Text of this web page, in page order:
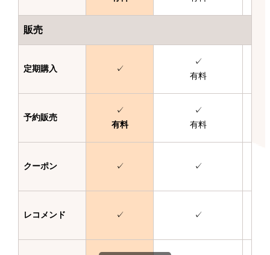
販売
定期購入 ✓
✓
有料
予約販売
✓
有料
✓
有料
クーポン ✓ ✓
レコメンド ✓ ✓